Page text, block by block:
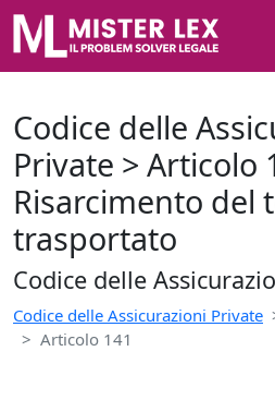
Codice delle
Private > Articolo
Risarcimento del
trasportato
Codice delle
Codice delle Assicurazioni Private
Articolo 141